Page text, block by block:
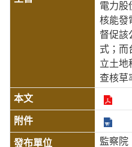
電力股
核能發
督促該
式；而
立土地
查核草
監察院